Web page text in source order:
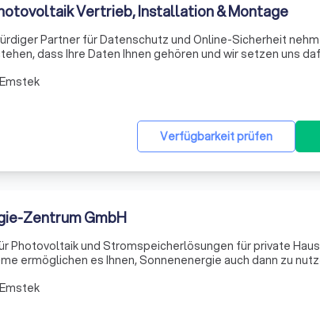
Vertrieb, Installation & Montage
Partner für Datenschutz und Online-Sicherheit
dass Ihre Daten Ihnen gehören und wir setzen uns
Verfügbarkeit prüfen
Zentrum GmbH
Photovoltaik und Stromspeicherlösungen für private
ermöglichen es Ihnen, Sonnenenergie auch dann zu